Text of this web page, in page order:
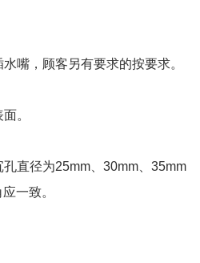
嘴，顾客另有要求的按要求。
面。
直径为25mm、30mm、35mm
一致。